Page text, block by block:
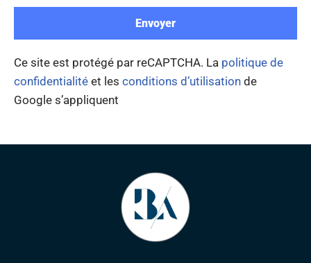
Ce site est protégé par reCAPTCHA. La politique de
confidentialité et les conditions d’utilisation de
Google s’appliquent